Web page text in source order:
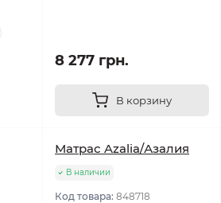
8 277 грн.
В корзину
Матрас Azalia/Азалия
В наличии
Код товара: 848718